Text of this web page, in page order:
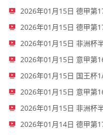
2026年01月15日 德甲第
2026年01月15日 德甲第
2026年01月15日 非洲杯
2026年01月15日 意甲第
2026年01月15日 意甲第
2026年01月15日 非洲杯
2026年01月14日 德甲第